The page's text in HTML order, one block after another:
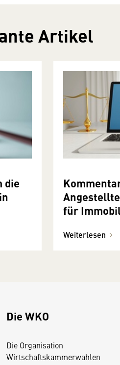
Artikel
die
für
Weiterlesen
Die WKO
Die Organisation
Wirtschaftskammerwahlen